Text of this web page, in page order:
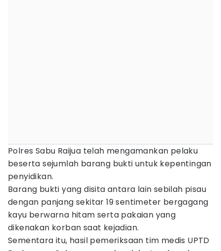
Polres Sabu Raijua telah mengamankan pelaku
beserta sejumlah barang bukti untuk kepentingan
penyidikan.
Barang bukti yang disita antara lain sebilah pisau
dengan panjang sekitar 19 sentimeter bergagang
kayu berwarna hitam serta pakaian yang
dikenakan korban saat kejadian.
Sementara itu, hasil pemeriksaan tim medis UPTD